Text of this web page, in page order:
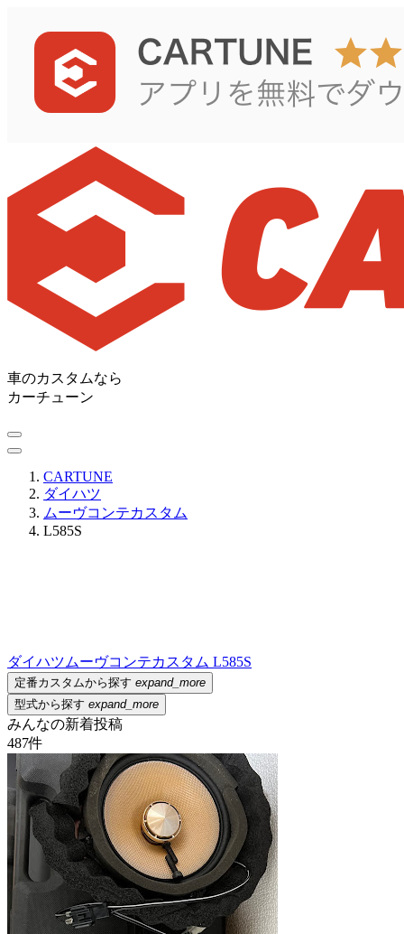
車のカスタムなら
カーチューン
CARTUNE
ダイハツ
ムーヴコンテカスタム
L585S
ダイハツ ムーヴコンテカスタム L585S
定番カスタムから探す expand_more
型式から探す expand_more
みんなの新着投稿
487件